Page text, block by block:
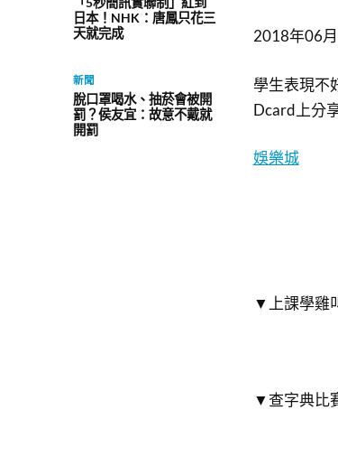
日本！NHK：唐鳳只花三
天就完成
新聞
脫口罩喝水、抽菸會被開
罰？侯友宜：故意不戴就
開罰
2018年06
學生表現不
Dcard上分
娛樂城
▼上課學雞
▼查字典比